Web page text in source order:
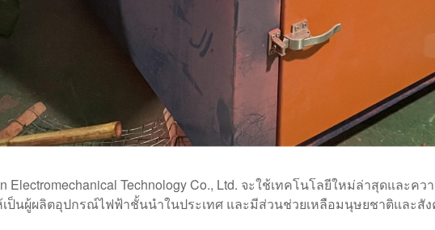
Electromechanical Technology Co., Ltd. จะใช้เทคโนโลยีใหม่ล่าสุดและค
เป็นผู้ผลิตอุปกรณ์ไฟฟ้าชั้นนำในประเทศ และมีส่วนช่วยเหลือมนุษยชาติและสั